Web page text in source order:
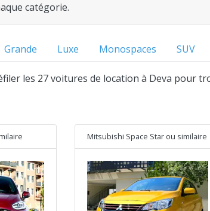
catégorie.
Grande Luxe Monospaces SUV
les 27 voitures de location à Deva pour
Mitsubishi Space Star ou similaire